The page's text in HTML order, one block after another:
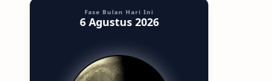
Fase Bulan Hari Ini
6 Agustus 2026